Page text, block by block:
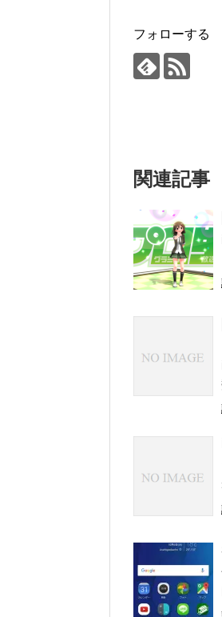
フォローする
関連記事